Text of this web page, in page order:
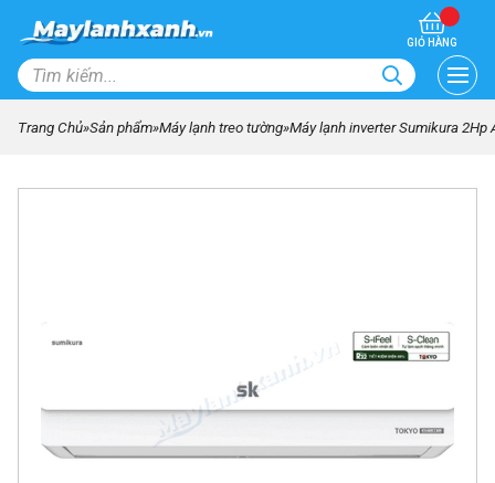
GIỎ HÀNG
Trang Chủ»Sản phẩm»Máy lạnh treo tường»Máy lạnh inverter Sumikura 2Hp